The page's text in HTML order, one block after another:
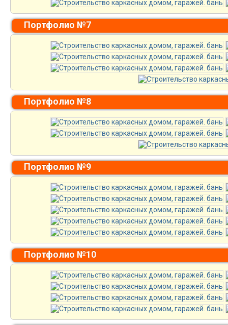
Портфолио №7
Портфолио №8
Портфолио №9
Портфолио №10